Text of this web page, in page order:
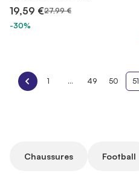
19,59 €27,99 €
-30%
1 ... 49 50 51
Chaussures Football